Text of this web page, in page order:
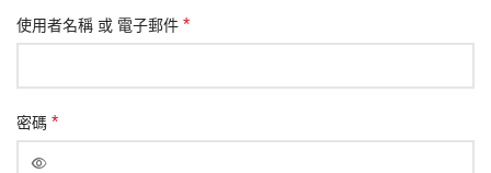
使用者名稱 或 電子郵件 *
密碼 *